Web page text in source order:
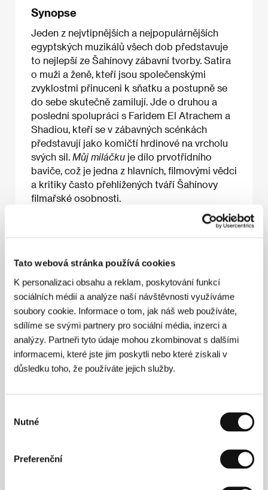
Tato webová stránka používá cookies
K personalizaci obsahu a reklam, poskytování funkcí
sociálních médií a analýze naší návštěvnosti využíváme
soubory cookie. Informace o tom, jak náš web používáte,
sdílíme se svými partnery pro sociální média, inzerci a
analýzy. Partneři tyto údaje mohou zkombinovat s dalšími
informacemi, které jste jim poskytli nebo které získali v
důsledku toho, že používáte jejich služby.
souhlasu
Nutné
Preferenční
Synopse
Jeden z nejvtipnějších a nejpopulárnějších
egyptských muzikálů všech dob představuje
to nejlepší ze Šahínovy zábavní tvorby. Satira
o muži a ženě, kteří jsou společenskými
zvyklostmi přinuceni k sňatku a postupně se
do sebe skutečně zamilují. Jde o druhou a
poslední spolupráci s Faridem El Atrachem a
Shadiou, kteří se v zábavných scénkách
představují jako komičtí hrdinové na vrcholu
svých sil. Můj miláčku je dílo prvotřídního
baviče, což je jedna z hlavních, filmovými vědci
a kritiky často přehlížených tváří Šahínovy
filmařské osobnosti.​
O filmu
110 min / Černobílý, DCP
RežieYoussef Chahine/ Scénář Abou El Seoud El
Ebiary / KameraAhmed Khorsheid/ HudbaFarid
El Atrach/ Střih Said El Cheikh, Hassan Affifi
VýtvarníkHagop Aslanian/ ProducentFarid El
Atrach/ VýrobaFarid El Atrach Films/ HrajíFarid
El Atrach, Shadia, Hend Rostom/ Sales
Misr International Films
35 Champollion Street, , Cairo